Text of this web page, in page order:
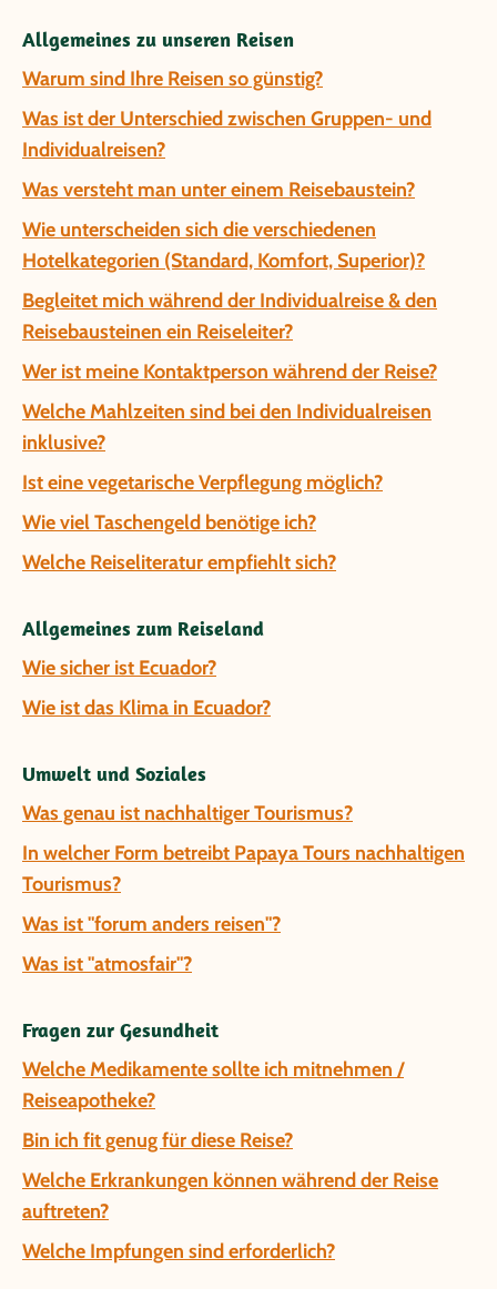
Allgemeines zu unseren Reisen
Warum sind Ihre Reisen so günstig?
Was ist der Unterschied zwischen Gruppen- und
Individualreisen?
Was versteht man unter einem Reisebaustein?
Wie unterscheiden sich die verschiedenen
Hotelkategorien (Standard, Komfort, Superior)?
Begleitet mich während der Individualreise & den
Reisebausteinen ein Reiseleiter?
Wer ist meine Kontaktperson während der Reise?
Welche Mahlzeiten sind bei den Individualreisen
inklusive?
Ist eine vegetarische Verpflegung möglich?
Wie viel Taschengeld benötige ich?
Welche Reiseliteratur empfiehlt sich?
Allgemeines zum Reiseland
Wie sicher ist Ecuador?
Wie ist das Klima in Ecuador?
Umwelt und Soziales
Was genau ist nachhaltiger Tourismus?
In welcher Form betreibt Papaya Tours nachhaltigen
Tourismus?
Was ist "forum anders reisen"?
Was ist "atmosfair"?
Fragen zur Gesundheit
Welche Medikamente sollte ich mitnehmen /
Reiseapotheke?
Bin ich fit genug für diese Reise?
Welche Erkrankungen können während der Reise
auftreten?
Welche Impfungen sind erforderlich?